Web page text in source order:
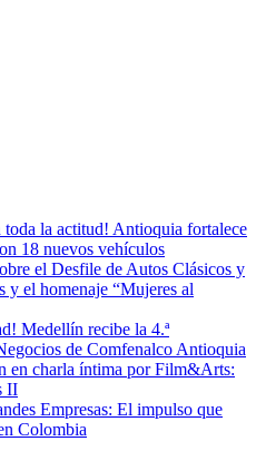
toda la actitud! Antioquia fortalece
18 nuevos vehículos
el Desfile de Autos Clásicos y
y el homenaje “Mujeres al
Medellín recibe la 4.ª
de Comfenalco Antioquia
en charla íntima por Film&Arts:
II
Empresas: El impulso que
Colombia